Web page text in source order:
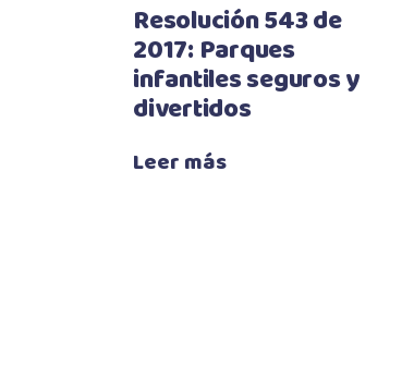
Resolución 543 de
2017: Parques
infantiles seguros y
divertidos
Leer más